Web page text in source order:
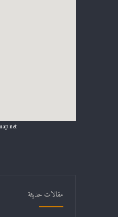
مقالات حديثة